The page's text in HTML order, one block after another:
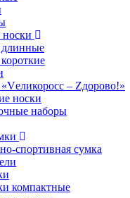
– Zдорово!»
носки
наборы
спортивная сумка
компактные